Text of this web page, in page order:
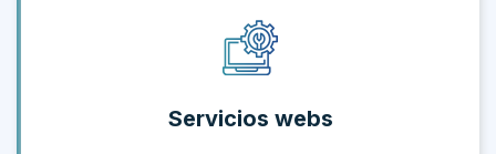
Servicios webs